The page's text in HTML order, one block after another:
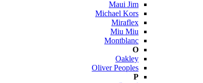
Maui Jim
Michael Kors
Miraflex
Miu Miu
Montblanc
O
Oakley
Oliver Peoples
P